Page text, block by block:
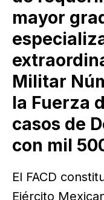
mayor
Militar
la Fuerza
casos de
con mil
El FACD
Ejército